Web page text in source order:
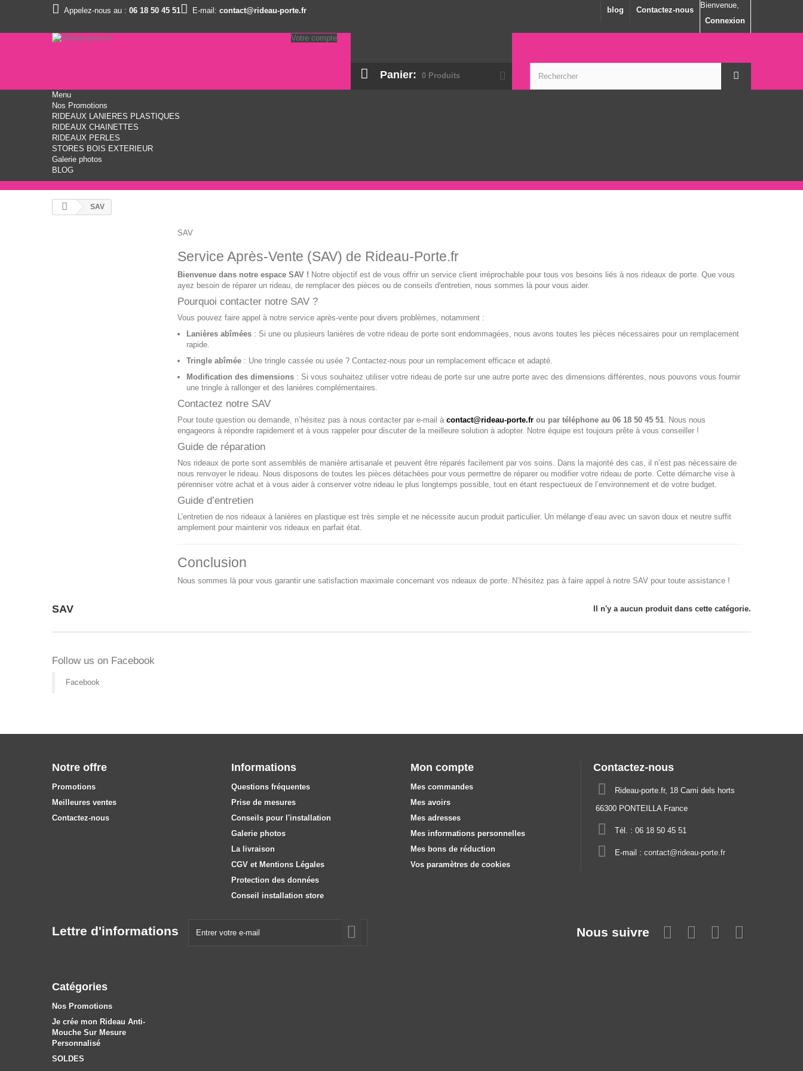
Bienvenue,
Connexion
Contactez-nous
Appelez-nous au : 06 18 50 45 51 E-mail: contact@rideau-porte.fr blog
Panier: 0 Produits
Votre compte
Menu
Nos Promotions
RIDEAUX LANIERES PLASTIQUES
RIDEAUX CHAINETTES
RIDEAUX PERLES
STORES BOIS EXTERIEUR
Galerie photos
BLOG
SAV
SAV
Service Après-Vente (SAV) de Rideau-Porte.fr
Bienvenue dans notre espace SAV ! Notre objectif est de vous offrir un service client irréprochable pour tous vos besoins liés à nos rideaux de porte. Que vous
ayez besoin de réparer un rideau, de remplacer des pièces ou de conseils d'entretien, nous sommes là pour vous aider.
Pourquoi contacter notre SAV ?
Vous pouvez faire appel à notre service après-vente pour divers problèmes, notamment :
Lanières abîmées : Si une ou plusieurs lanières de votre rideau de porte sont endommagées, nous avons toutes les pièces nécessaires pour un remplacement
rapide.
Tringle abîmée : Une tringle cassée ou usée ? Contactez-nous pour un remplacement efficace et adapté.
Modification des dimensions : Si vous souhaitez utiliser votre rideau de porte sur une autre porte avec des dimensions différentes, nous pouvons vous fournir
une tringle à rallonger et des lanières complémentaires.
Contactez notre SAV
Pour toute question ou demande, n’hésitez pas à nous contacter par e-mail à contact@rideau-porte.fr ou par téléphone au 06 18 50 45 51. Nous nous
engageons à répondre rapidement et à vous rappeler pour discuter de la meilleure solution à adopter. Notre équipe est toujours prête à vous conseiller !
Guide de réparation
Nos rideaux de porte sont assemblés de manière artisanale et peuvent être réparés facilement par vos soins. Dans la majorité des cas, il n’est pas nécessaire de
nous renvoyer le rideau. Nous disposons de toutes les pièces détachées pour vous permettre de réparer ou modifier votre rideau de porte. Cette démarche vise à
pérenniser votre achat et à vous aider à conserver votre rideau le plus longtemps possible, tout en étant respectueux de l’environnement et de votre budget.
Guide d’entretien
L’entretien de nos rideaux à lanières en plastique est très simple et ne nécessite aucun produit particulier. Un mélange d’eau avec un savon doux et neutre suffit
amplement pour maintenir vos rideaux en parfait état.
Conclusion
Nous sommes là pour vous garantir une satisfaction maximale concernant vos rideaux de porte. N’hésitez pas à faire appel à notre SAV pour toute assistance !
SAV Il n'y a aucun produit dans cette catégorie.
Follow us on Facebook
Facebook
Notre offre
Promotions
Meilleures ventes
Contactez-nous
Informations
Questions fréquentes
Prise de mesures
Conseils pour l'installation
Galerie photos
La livraison
CGV et Mentions Légales
Protection des données
Conseil installation store
Mon compte
Mes commandes
Mes avoirs
Mes adresses
Mes informations personnelles
Mes bons de réduction
Vos paramètres de cookies
Contactez-nous
Rideau-porte.fr, 18 Cami dels horts
66300 PONTEILLA France
Tél. : 06 18 50 45 51
E-mail : contact@rideau-porte.fr
Lettre d'informations Nous suivre
Catégories
Nos Promotions
Je crée mon Rideau Anti-
Mouche Sur Mesure
Personnalisé
SOLDES